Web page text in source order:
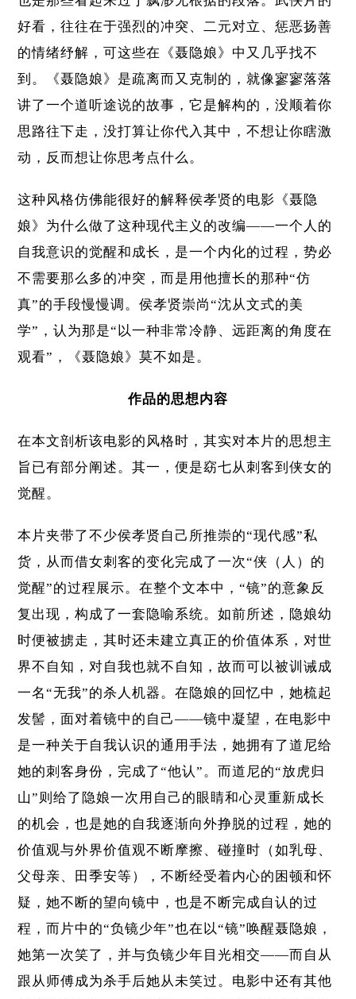
好看，往往在于强烈的冲突、二元对立、惩恶扬善
的情绪纾解，可这些在《聂隐娘》中又几乎找不
到。《聂隐娘》是疏离而又克制的，就像寥寥落落
讲了一个道听途说的故事，它是解构的，没顺着你
思路往下走，没打算让你代入其中，不想让你瞎激
动，反而想让你思考点什么。
这种风格仿佛能很好的解释侯孝贤的电影《聂隐
娘》为什么做了这种现代主义的改编——一个人的
自我意识的觉醒和成长，是一个内化的过程，势必
不需要那么多的冲突，而是用他擅长的那种“仿
真”的手段慢慢调。侯孝贤崇尚“沈从文式的美
学”，认为那是“以一种非常冷静、远距离的角度在
观看”，《聂隐娘》莫不如是。
作品的思想内容
在本文剖析该电影的风格时，其实对本片的思想主
旨已有部分阐述。其一，便是窈七从刺客到侠女的
觉醒。
本片夹带了不少侯孝贤自己所推崇的“现代感”私
货，从而借女刺客的变化完成了一次“侠（人）的
觉醒”的过程展示。在整个文本中，“镜”的意象反
复出现，构成了一套隐喻系统。如前所述，隐娘幼
时便被掳走，其时还未建立真正的价值体系，对世
界不自知，对自我也就不自知，故而可以被训诫成
一名“无我”的杀人机器。在隐娘的回忆中，她梳起
发髻，面对着镜中的自己——镜中凝望，在电影中
是一种关于自我认识的通用手法，她拥有了道尼给
她的刺客身份，完成了“他认”。而道尼的“放虎归
山”则给了隐娘一次用自己的眼睛和心灵重新成长
的机会，也是她的自我逐渐向外挣脱的过程，她的
价值观与外界价值观不断摩擦、碰撞时（如乳母、
父母亲、田季安等），不断经受着内心的困顿和怀
疑，她不断的望向镜中，也是不断完成自认的过
程，而片中的“负镜少年”也在以“镜”唤醒聂隐娘，
她第一次笑了，并与负镜少年目光相交——而自从
跟从师傅成为杀手后她从未笑过。电影中还有其他